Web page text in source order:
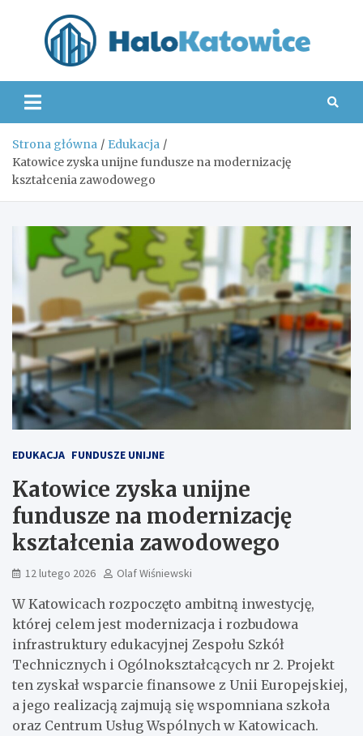
Strona główna
Edukacja
Katowice zyska unijne fundusze na modernizację
kształcenia zawodowego
EDUKACJA FUNDUSZE UNIJNE
Katowice zyska unijne
fundusze na modernizację
kształcenia zawodowego
12 lutego 2026 Olaf Wiśniewski
W Katowicach rozpoczęto ambitną inwestycję,
której celem jest modernizacja i rozbudowa
infrastruktury edukacyjnej Zespołu Szkół
Technicznych i Ogólnokształcących nr 2. Projekt
ten zyskał wsparcie finansowe z Unii Europejskiej,
a jego realizacją zajmują się wspomniana szkoła
oraz Centrum Usług Wspólnych w Katowicach.